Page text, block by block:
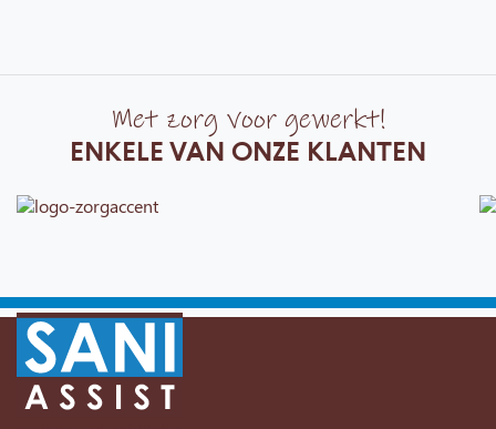
Met zorg voor gewerkt!
ENKELE VAN ONZE KLANTEN